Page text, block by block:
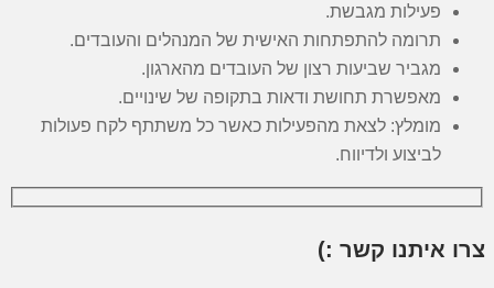
פעילות מגבשת.
תרומה להתפתחות האישית של המנהלים והעובדים.
מגביר שביעות רצון של העובדים מהארגון.
מאפשרת תחושת ודאות בתקופה של שינויים.
מומלץ: לצאת מהפעילות כאשר כל משתתף לקח פעולות
לביצוע ולדיווח.
צרו איתנו קשר :)